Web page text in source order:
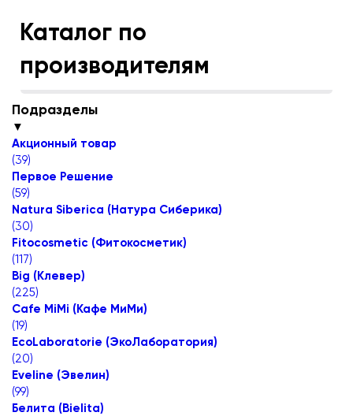
Каталог по
производителям
Подразделы
▼
Акционный товар
(39)
Первое Решение
(59)
Natura Siberica (Натура Сиберика)
(30)
Fitocosmetic (Фитокосметик)
(117)
Big (Клевер)
(225)
Cafe MiMi (Кафе МиМи)
(19)
EcoLaboratorie (ЭкоЛаборатория)
(20)
Eveline (Эвелин)
(99)
Белита (Bielita)